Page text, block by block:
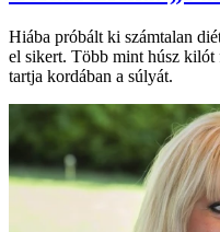
Hiába próbált ki számtalan
el sikert. Több mint húsz kilót
tartja kordában a súlyát.